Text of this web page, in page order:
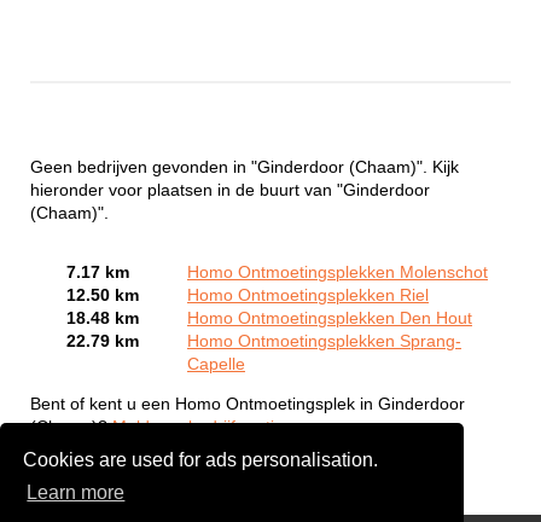
Cookies are used for ads personalisation.
Learn more
Geen bedrijven gevonden in "Ginderdoor (Chaam)". Kijk
hieronder voor plaatsen in de buurt van "Ginderdoor
(Chaam)".
7.17 km
Homo Ontmoetingsplekken Molenschot
12.50 km
Homo Ontmoetingsplekken Riel
18.48 km
Homo Ontmoetingsplekken Den Hout
22.79 km
Homo Ontmoetingsplekken Sprang-
Capelle
Bent of kent u een Homo Ontmoetingsplek in Ginderdoor
(Chaam)?Meld een bedrijf gratis aan